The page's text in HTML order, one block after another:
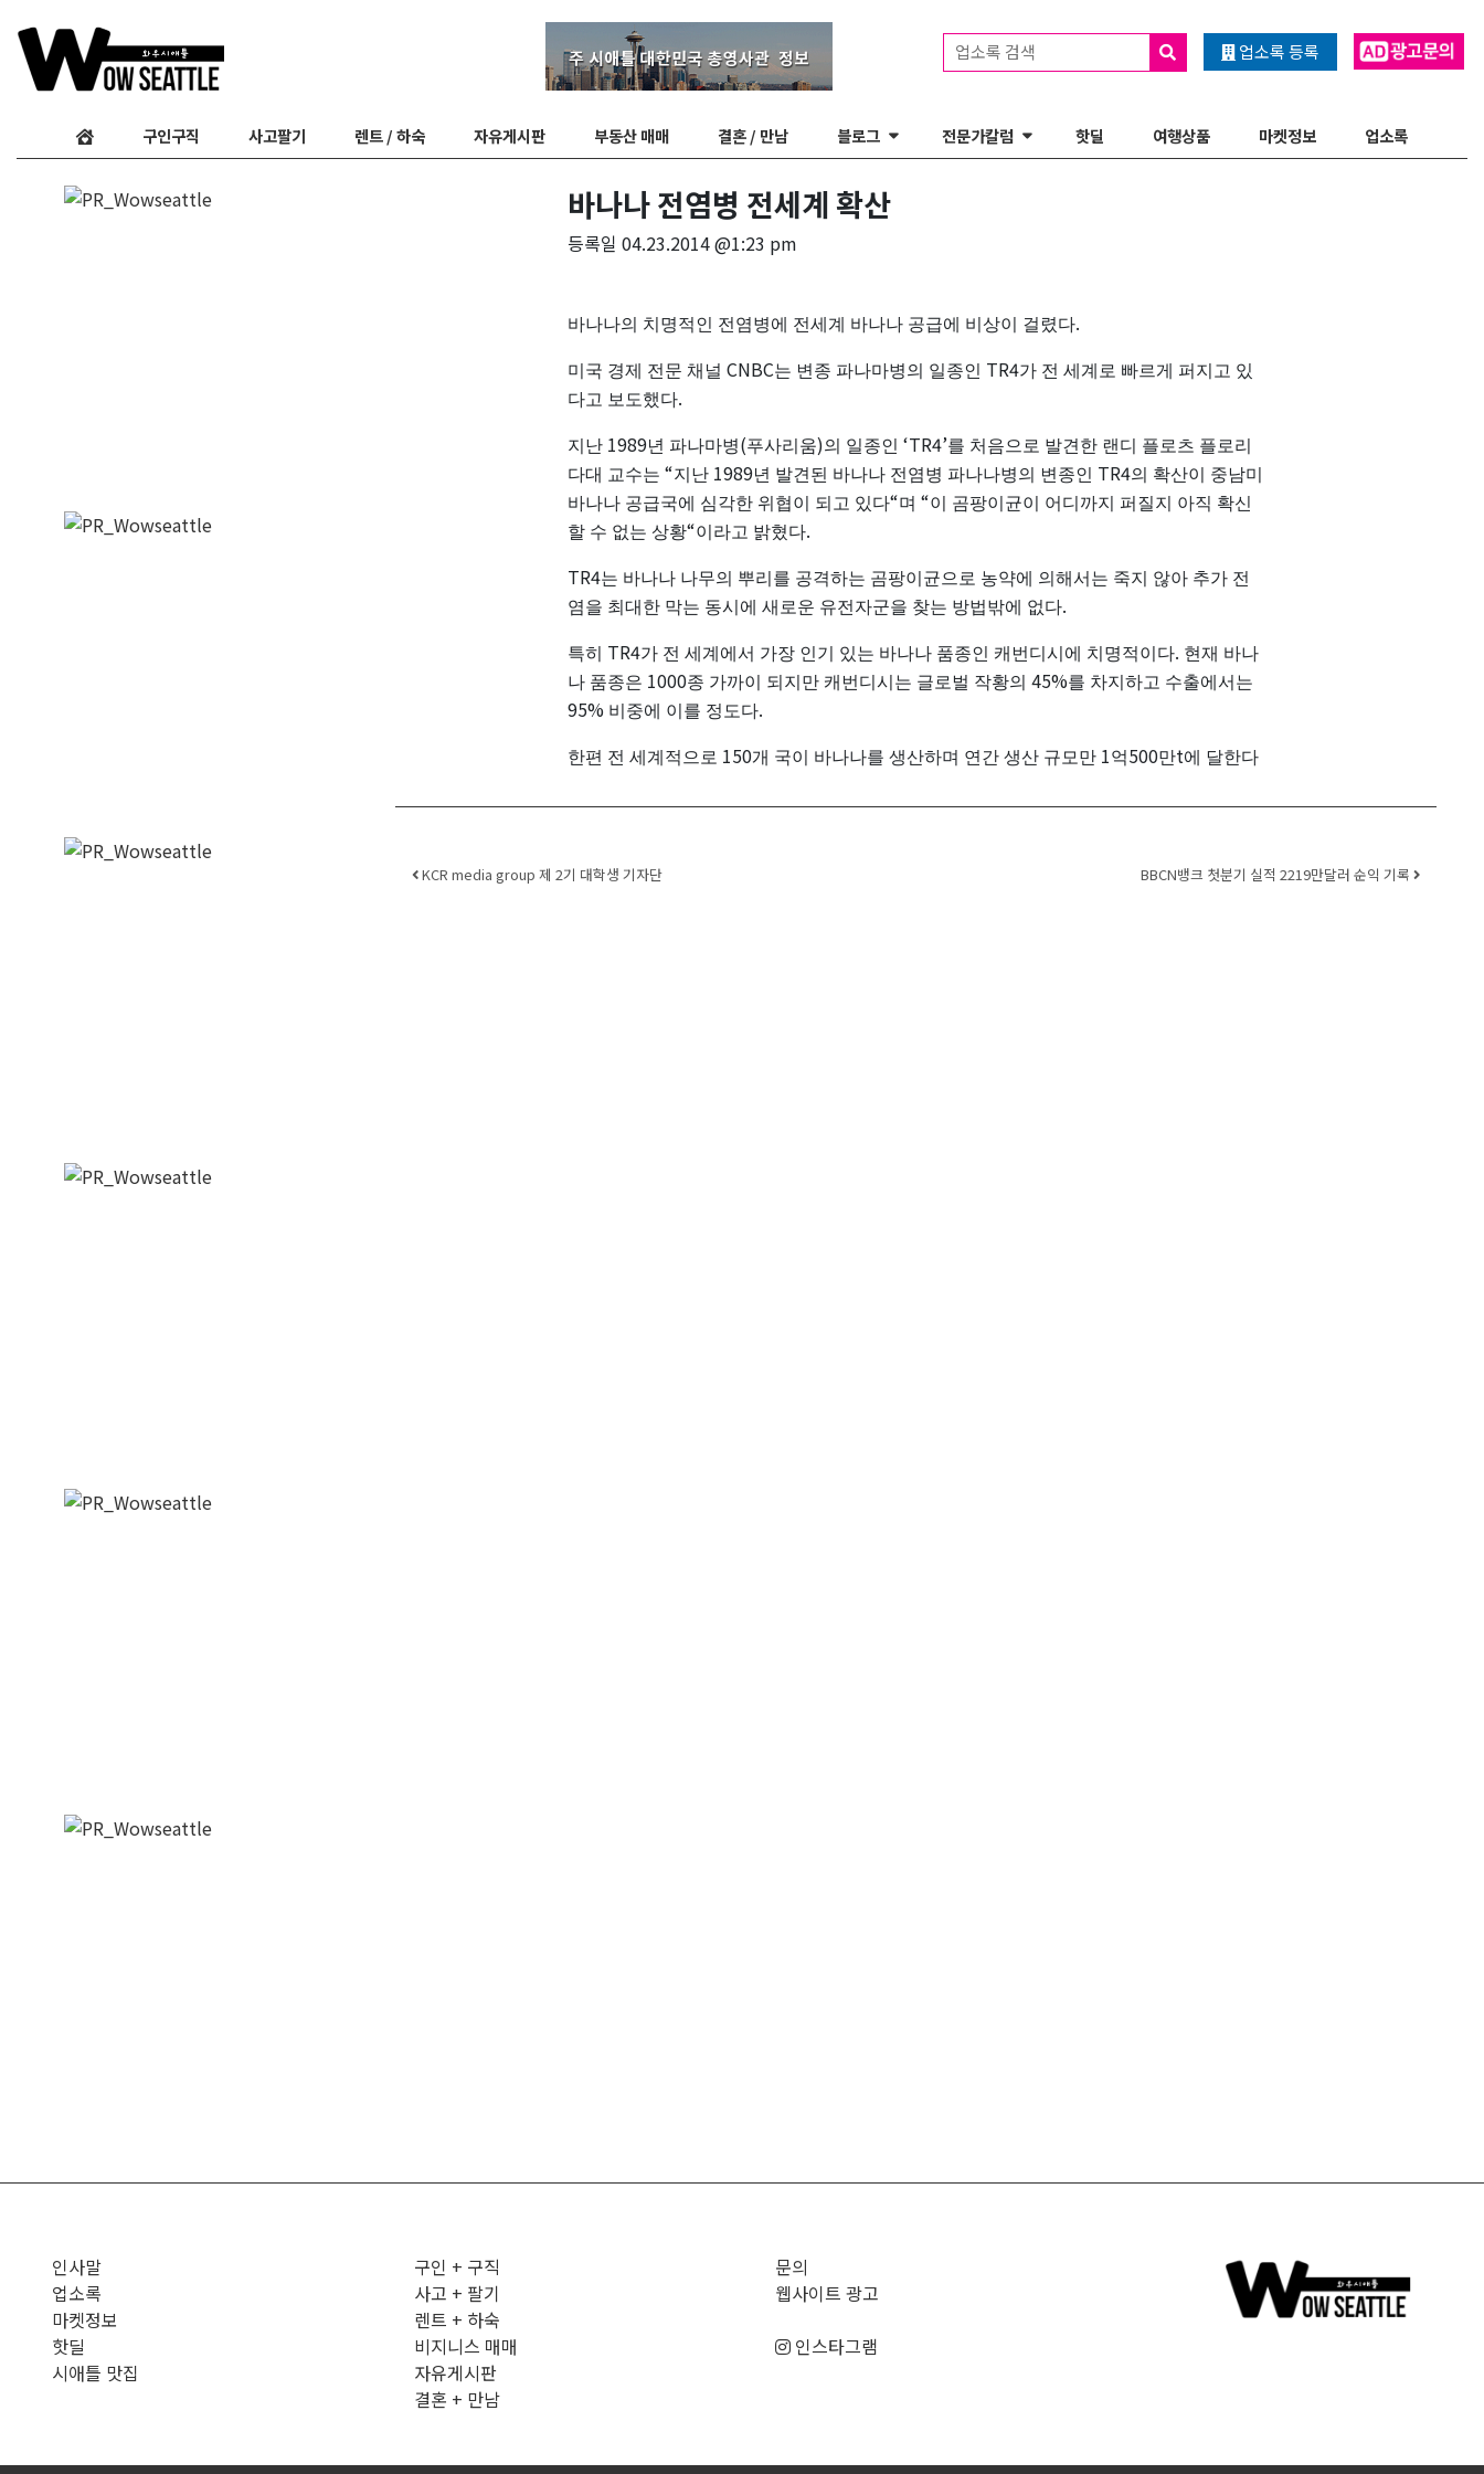
업소록 등록
업소록 검색
구인구직 사고팔기 렌트 / 하숙 자유게시판 부동산 매매 결혼 / 만남 블로그 전문가칼럼 핫딜 여행상품 마켓정보 업소록
바나나 전염병 전세계 확산
등록일04.23.2014 @1:23 pm
바나나의 치명적인 전염병에 전세계 바나나 공급에 비상이 걸렸다.
미국 경제 전문 채널 CNBC는 변종 파나마병의 일종인 TR4가 전 세계로 빠르게 퍼지고 있
다고 보도했다.
지난 1989년 파나마병(푸사리움)의 일종인 ‘TR4’를 처음으로 발견한 랜디 플로츠 플로리
다대 교수는 “지난 1989년 발견된 바나나 전염병 파나나병의 변종인 TR4의 확산이
중남미
바나나 공급국에 심각한 위협이 되고 있다“며 “이 곰팡이균이 어디까지 퍼질지 아직 확신
할 수 없는 상황“이라고 밝혔다.
TR4는 바나나 나무의 뿌리를 공격하는 곰팡이균으로 농약에 의해서는 죽지 않아 추가 전
염을 최대한 막는 동시에 새로운 유전자군을 찾는 방법밖에 없다.
특히 TR4가 전 세계에서 가장 인기 있는 바나나 품종인 캐번디시에 치명적이다. 현재 바나
나 품종은 1000종 가까이 되지만 캐번디시는 글로벌 작황의 45%를 차지하고 수출에서는
95% 비중에 이를 정도다.
한편 전 세계적으로 150개 국이 바나나를 생산하며 연간 생산 규모만 1억500만t에 달한다
Post navigation
KCR media group 제 2기 대학생 기자단 BBCN뱅크 첫분기 실적 2219만달러 순익 기록
인사말
업소록
마켓정보
핫딜
시애틀 맛집
구인 + 구직
사고 + 팔기
렌트 + 하숙
비지니스 매매
자유게시판
결혼 + 만남
문의
웹사이트 광고
인스타그램